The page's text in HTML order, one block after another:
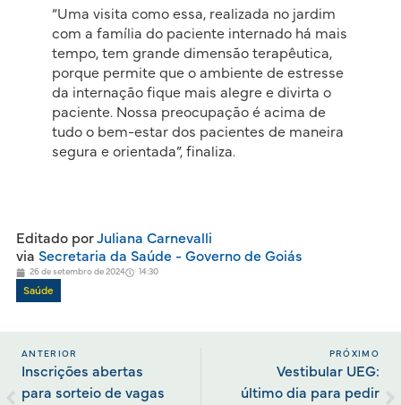
“Uma visita como essa, realizada no jardim
com a família do paciente internado há mais
tempo, tem grande dimensão terapêutica,
porque permite que o ambiente de estresse
da internação fique mais alegre e divirta o
paciente. Nossa preocupação é acima de
tudo o bem-estar dos pacientes de maneira
segura e orientada”, finaliza.
Editado porJuliana Carnevalli
via Secretaria da Saúde - Governo de Goiás
26 de setembro de 2024 14:30
Saúde
ANTERIOR
Inscrições abertas
para sorteio de vagas
PRÓXIMO
Vestibular UEG:
último dia para pedir